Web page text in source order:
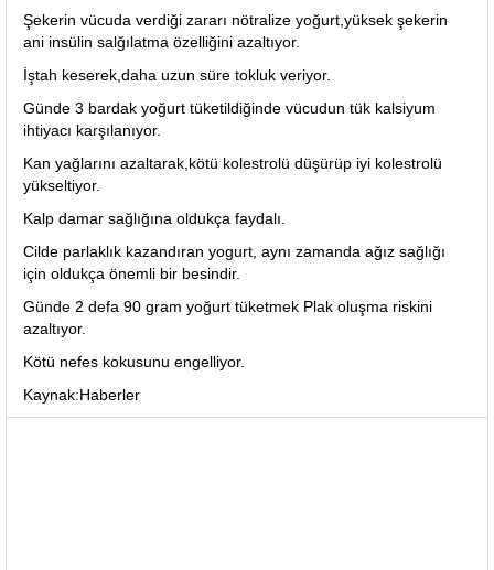
Şekerin vücuda verdiği zararı nötralize yoğurt,yüksek şekerin
ani insülin salğılatma özelliğini azaltıyor.
İştah keserek,daha uzun süre tokluk veriyor.
Günde 3 bardak yoğurt tüketildiğinde vücudun tük kalsiyum
ihtiyacı karşılanıyor.
Kan yağlarını azaltarak,kötü kolestrolü düşürüp iyi kolestrolü
yükseltiyor.
Kalp damar sağlığına oldukça faydalı.
Cilde parlaklık kazandıran yogurt, aynı zamanda ağız sağlığı
için oldukça önemli bir besindir.
Günde 2 defa 90 gram yoğurt tüketmek Plak oluşma riskini
azaltıyor.
Kötü nefes kokusunu engelliyor.
Kaynak:Haberler